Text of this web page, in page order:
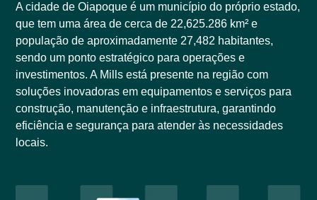
A cidade de Oiapoque é um município do próprio estado,
que tem uma área de cerca de 22,625.286 km² e
população de aproximadamente 27,482 habitantes,
sendo um ponto estratégico para operações e
investimentos. A Mills está presente na região com
soluções inovadoras em equipamentos e serviços para
construção, manutenção e infraestrutura, garantindo
eficiência e segurança para atender às necessidades
locais.